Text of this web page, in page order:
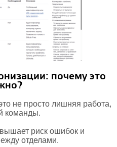
почему это
не просто лишняя работа,
команды.
риск ошибок и
отделами.